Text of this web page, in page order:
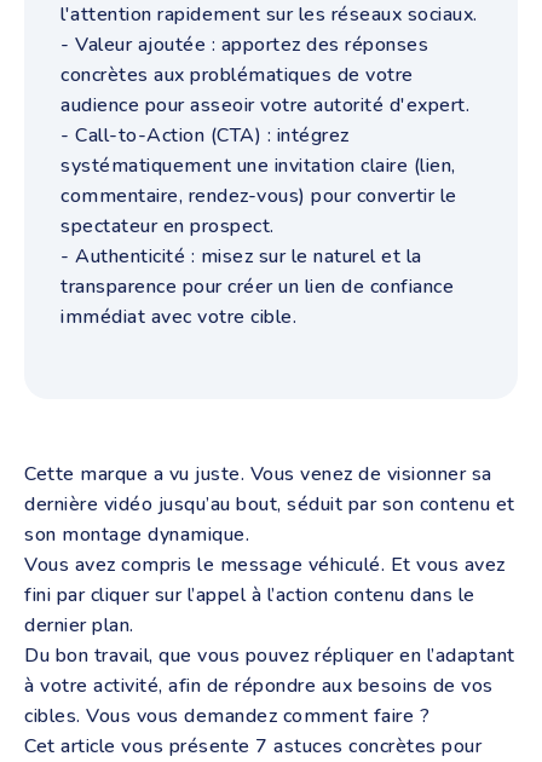
l'attention rapidement sur les réseaux sociaux.
- Valeur ajoutée : apportez des réponses
concrètes aux problématiques de votre
audience pour asseoir votre autorité d'expert.
- Call-to-Action (CTA) : intégrez
systématiquement une invitation claire (lien,
commentaire, rendez-vous) pour convertir le
spectateur en prospect.
- Authenticité : misez sur le naturel et la
transparence pour créer un lien de confiance
immédiat avec votre cible.
Cette marque a vu juste. Vous venez de visionner sa
dernière vidéo jusqu’au bout, séduit par son contenu et
son montage dynamique.
Vous avez compris le message véhiculé. Et vous avez
fini par cliquer sur l’appel à l’action contenu dans le
dernier plan.
Du bon travail, que vous pouvez répliquer en l’adaptant
à votre activité, afin de répondre aux besoins de vos
cibles. Vous vous demandez comment faire ?
Cet article vous présente 7 astuces concrètes pour